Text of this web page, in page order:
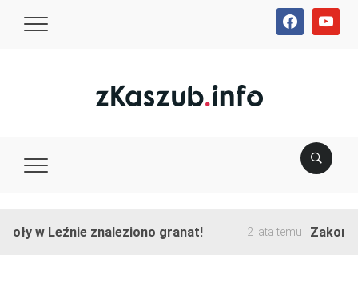
facebookyoutube
znaleziono granat! 2 lata temu Zakończono